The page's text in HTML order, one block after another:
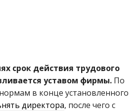
срок действия трудового
уставом фирмы. По
в конце установленного
директора, после чего с